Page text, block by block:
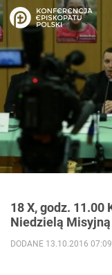
18 X, godz. 11.00
Niedzielą Misyjną
DODANE 13.10.2016 07:09